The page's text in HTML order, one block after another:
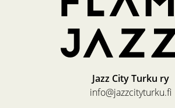
Jazz City Turku ry
info@jazzcityturku.fi